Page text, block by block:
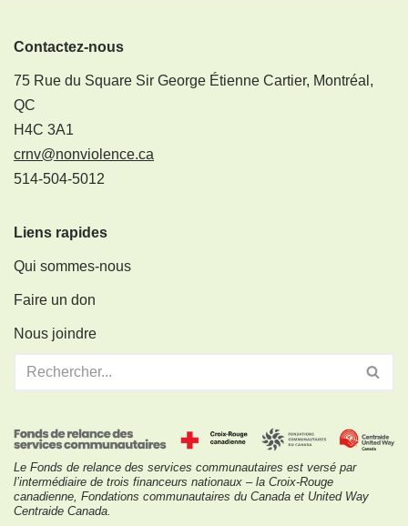
Contactez-nous
75 Rue du Square Sir George Étienne Cartier, Montréal,
QC
H4C 3A1
crnv@nonviolence.ca
514-504-5012
Liens rapides
Qui sommes-nous
Faire un don
Nous joindre
Le Fonds de relance des services communautaires est versé par
l’intermédiaire de trois financeurs nationaux – la Croix-Rouge
canadienne, Fondations communautaires du Canada et United Way
Centraide Canada.